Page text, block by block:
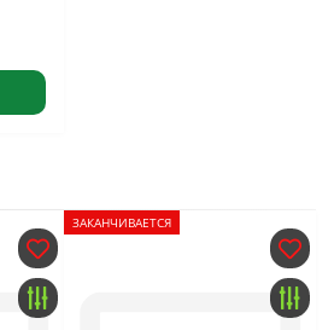
ЗАКАНЧИВАЕТСЯ